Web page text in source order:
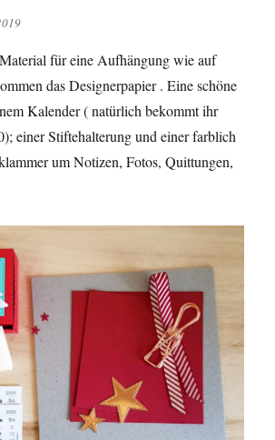
für eine Aufhängung wie auf
das Designerpapier . Eine schöne
Kalender ( natürlich bekommt ihr
einer Stiftehalterung und einer farblich
um Notizen, Fotos, Quittungen,